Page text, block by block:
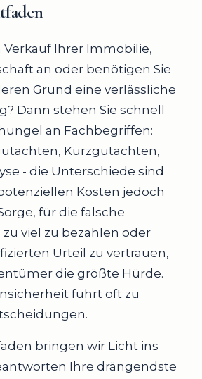
Verkauf Ihrer Immobilie,
an oder benötigen Sie
Grund eine verlässliche
Dann stehen Sie schnell
an Fachbegriffen:
Kurzgutachten,
- die Unterschiede sind
Kosten jedoch
für die falsche
viel zu bezahlen oder
Urteil zu vertrauen,
die größte Hürde.
führt oft zu
bringen wir Licht ins
Ihre drängendste